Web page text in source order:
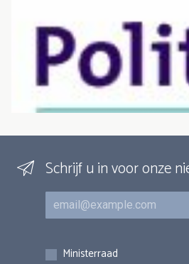
Schrijf u in voor onze
E-mail
Inschrijvingen
Ministerraad